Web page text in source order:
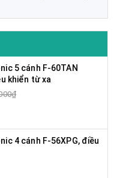
5 cánh F-60TAN
khiển từ xa
4 cánh F-56XPG, điều